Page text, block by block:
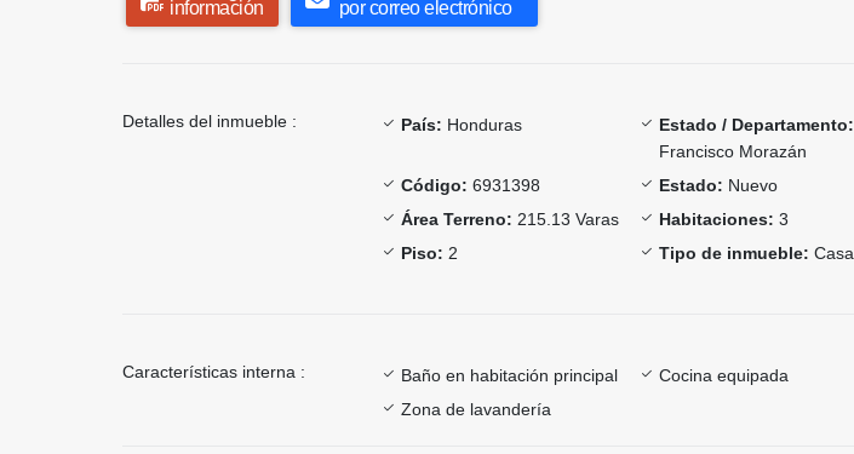
información
por correo electrónico
Detalles del inmueble : País: Honduras
Estado / Departamento:
Francisco Morazán
Código: 6931398 Estado: Nuevo
Área Terreno: 215.13 Varas Habitaciones: 3
Piso: 2 Tipo de inmueble: Casa
Características interna : Baño en habitación principal Cocina equipada
Zona de lavandería